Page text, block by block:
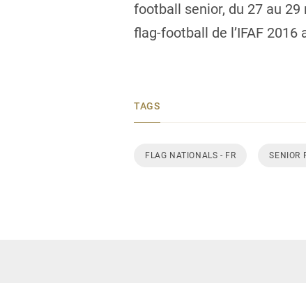
football senior, du 27 au
flag-football de l’IFAF 2016
TAGS
FLAG NATIONALS - FR SENIOR